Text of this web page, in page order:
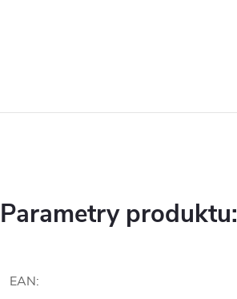
Parametry produktu:
EAN: